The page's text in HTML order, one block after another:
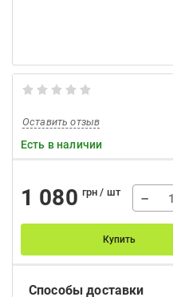
Оставить отзыв
Есть в наличии
1 080 грн / шт −
Купить
Способы доставки